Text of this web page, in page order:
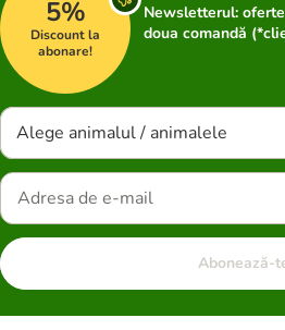
5%
Discount la
abonare!
Newsletterul:
doua comandă
Alege animalul / animalele
Abonează-